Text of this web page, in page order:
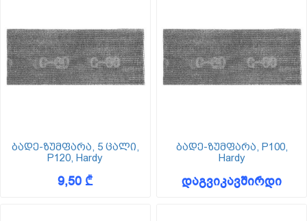
ბადე-ზუმფარა, 5 ცალი,
P120, Hardy
9,50 ₾
ბადე-ზუმფარა, P100,
Hardy
დაგვიკავშირდი